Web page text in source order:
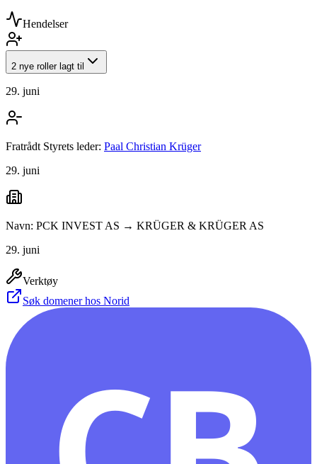
Hendelser
2 nye roller lagt til
29. juni
Fratrådt Styrets leder: Paal Christian Krüger
29. juni
Navn: PCK INVEST AS → KRÜGER & KRÜGER AS
29. juni
Verktøy
Søk domener hos Norid